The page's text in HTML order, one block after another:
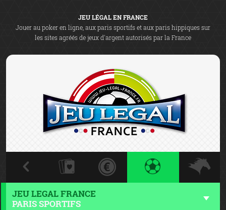
JEU LÉGAL EN FRANCE
Jouer au poker en ligne, aux paris sportifs et aux paris hippiques sur
les sites agréés de jeux d'argent autorisés par la France
JEU LEGAL FRANCE
PARIS SPORTIFS